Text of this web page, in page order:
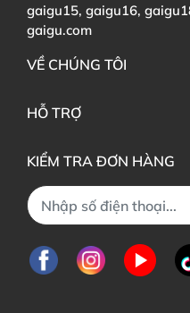
gaigu15, gaigu16,
gaigu.com
VỀ CHÚNG TÔI
HỖ TRỢ
KIỂM TRA ĐƠN HÀNG